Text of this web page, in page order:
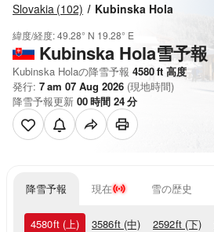
Slovakia (102) Kubinska Hola
緯度/経度:49.28° N 19.28° E
Kubinska Hola雪予報
Kubinska Holaの降雪予報 4580ft 高度
発行: 7 am 07 Aug 2026 (現地時間)
降雪予報更新 00時間 24分
降雪予報 現在 雪の歴史
4580ft (上) 3586ft (中) 2592ft (下)